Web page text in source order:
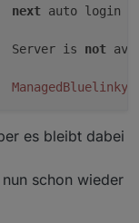
next auto login
	error	Server is
not
es bleibt dabei
schon wieder